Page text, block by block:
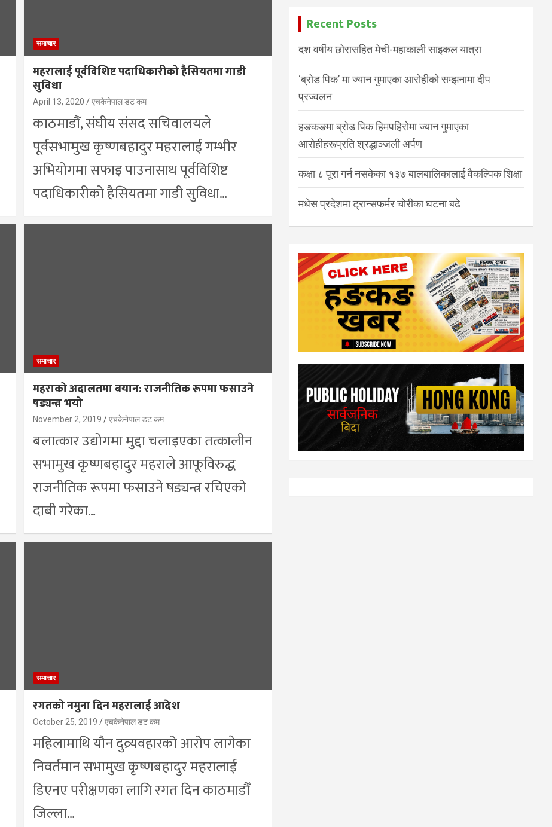
समाचार
महरालाई पूर्वविशिष्ट पदाधिकारीको हैसियतमा गाडी
सुविधा
April 13, 2020 एचकेनेपाल डट कम
काठमाडौँ, संघीय संसद सचिवालयले
पूर्वसभामुख कृष्णबहादुर महरालाई गम्भीर
अभियोगमा सफाइ पाउनासाथ पूर्वविशिष्ट
पदाधिकारीको हैसियतमा गाडी सुविधा…
समाचार
महराको अदालतमा बयान: राजनीतिक रूपमा फसाउने
षड्यन्त्र भयो
November 2, 2019 एचकेनेपाल डट कम
बलात्कार उद्योगमा मुद्दा चलाइएका तत्कालीन
सभामुख कृष्णबहादुर महराले आफूविरुद्ध
राजनीतिक रूपमा फसाउने षड्यन्त्र रचिएको
दाबी गरेका…
समाचार
रगतको नमुना दिन महरालाई आदेश
October 25, 2019 एचकेनेपाल डट कम
महिलामाथि यौन दुव्र्यवहारको आरोप लागेका
निवर्तमान सभामुख कृष्णबहादुर महरालाई
डिएनए परीक्षणका लागि रगत दिन काठमाडौँ
जिल्ला…
Recent Posts
दश वर्षीय छोरासहित मेची-महाकाली साइकल यात्रा
‘ब्रोड पिक’ मा ज्यान गुमाएका आरोहीको सम्झनामा दीप
प्रज्वलन
हङकङमा ब्रोड पिक हिमपहिरोमा ज्यान गुमाएका
आरोहीहरूप्रति श्रद्धाञ्जली अर्पण
कक्षा ८ पूरा गर्न नसकेका १३७ बालबालिकालाई वैकल्पिक शिक्षा
मधेस प्रदेशमा ट्रान्सफर्मर चोरीका घटना बढे